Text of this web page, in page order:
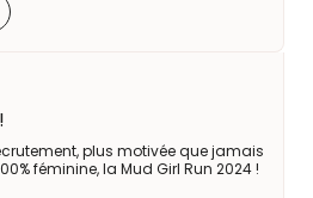
plus motivée que jamais
féminine, la Mud Girl Run 2024 !